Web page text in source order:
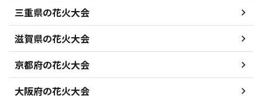
三重県の花火大会
滋賀県の花火大会
京都府の花火大会
大阪府の花火大会